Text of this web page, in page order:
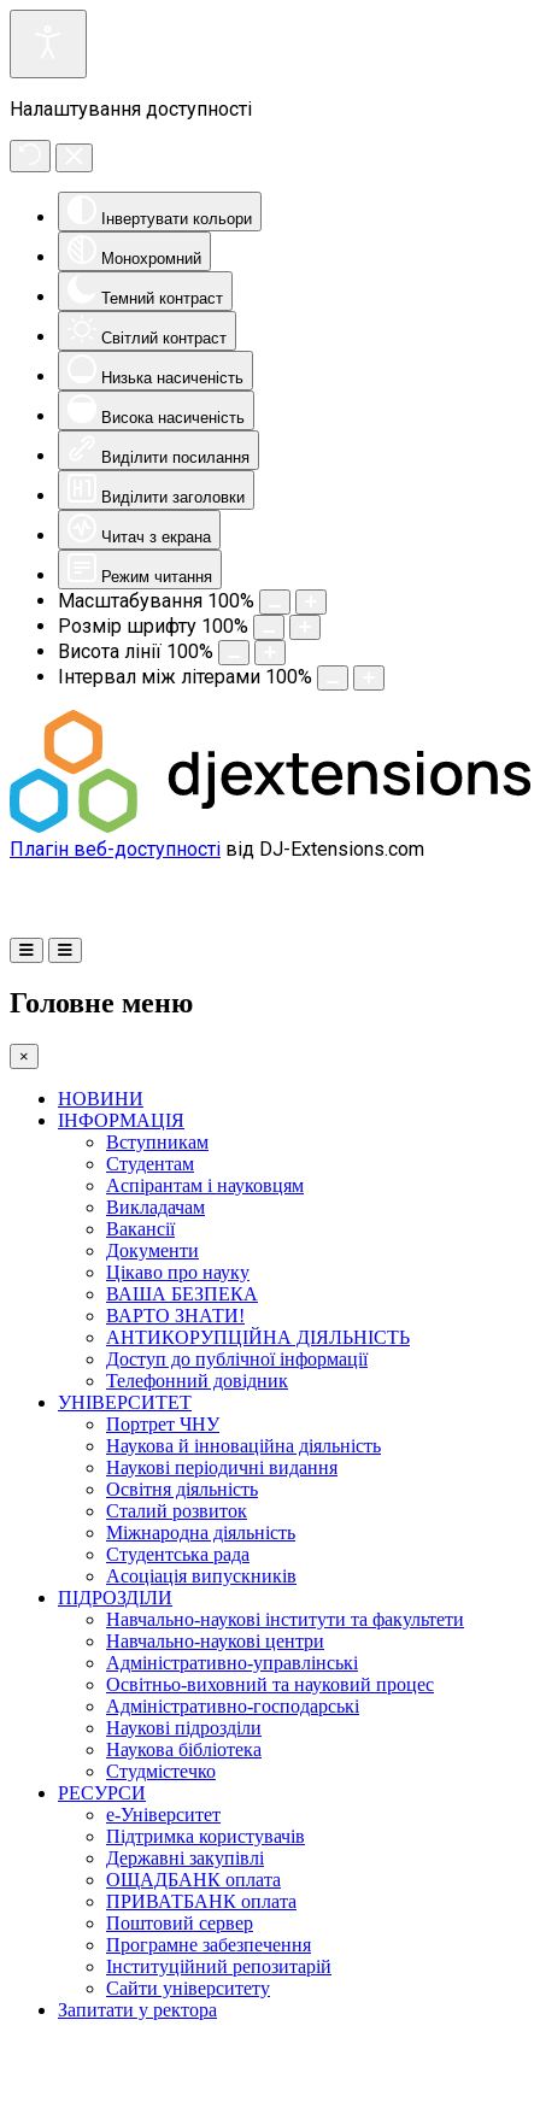
Налаштування доступності
Інвертувати кольори
Монохромний
Темний контраст
Світлий контраст
Низька насиченість
Висока насиченість
Виділити посилання
Виділити заголовки
Читач з екрана
Режим читання
Масштабування 100%
Розмір шрифту 100%
Висота лінії 100%
Інтервал між літерами 100%
Плагін веб-доступності від DJ-Extensions.com
Головне меню
×
НОВИНИ
ІНФОРМАЦІЯ
Вступникам
Студентам
Аспірантам і науковцям
Викладачам
Вакансії
Документи
Цікаво про науку
ВАША БЕЗПЕКА
ВАРТО ЗНАТИ!
АНТИКОРУПЦІЙНА ДІЯЛЬНІСТЬ
Доступ до публічної інформації
Телефонний довідник
УНІВЕРСИТЕТ
Портрет ЧНУ
Наукова й інноваційна діяльність
Наукові періодичні видання
Освітня діяльність
Сталий розвиток
Міжнародна діяльність
Студентська рада
Асоціація випускників
ПІДРОЗДІЛИ
Навчально-наукові інститути та факультети
Навчально-наукові центри
Адміністративно-управлінські
Освітньо-виховний та науковий процес
Адміністративно-господарські
Наукові підрозділи
Наукова бібліотека
Студмістечко
РЕСУРСИ
е-Університет
Підтримка користувачів
Державні закупівлі
ОЩАДБАНК оплата
ПРИВАТБАНК оплата
Поштовий сервер
Програмне забезпечення
Інституційний репозитарій
Сайти університету
Запитати у ректора